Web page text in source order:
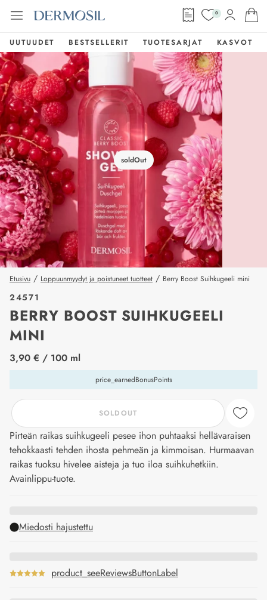
0
UUTUUDET BESTSELLERIT TUOTESARJAT KASVOT
soldOut
Etusivu / Loppuunmyydyt ja poistuneet tuotteet / Berry Boost Suihkugeeli mini
24571
BERRY BOOST SUIHKUGEELI
MINI
price_label
3,90 € / 100 ml
price_earnedBonusPoints
SOLDOUT
Pirteän raikas suihkugeeli pesee ihon puhtaaksi hellävaraisen
tehokkaasti tehden ihosta pehmeän ja kimmoisan. Hurmaavan
raikas tuoksu hivelee aisteja ja tuo iloa suihkuhetkiin.
Avainlippu-tuote.
Miedosti hajustettu
product_seeReviewsButtonLabel